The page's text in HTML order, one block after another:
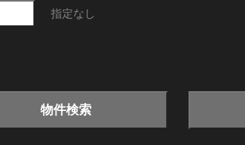
指定なし
物件検索